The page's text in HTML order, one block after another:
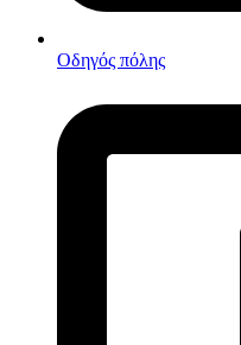
Οδηγός πόλης